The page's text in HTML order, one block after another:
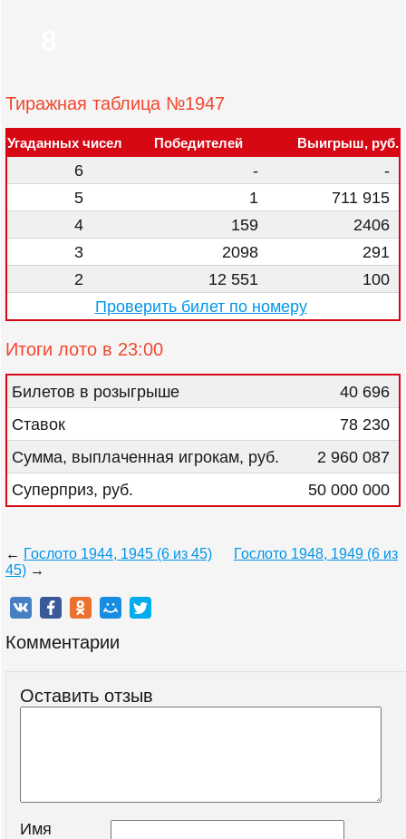
Тиражная таблица №1947
Угаданных чисел Победителей Выигрыш, руб.
6 -
-
5
1
711 915
4
159
2406
3
2098
291
2
12 551
100
Проверить билет по номеру
Итоги лото в 23:00
Билетов в розыгрыше
40 696
Ставок
78 230
Сумма, выплаченная игрокам, руб.
2 960 087
Суперприз, руб.
50 000 000
← Гослото 1944, 1945 (6 из 45)
Гослото 1948, 1949 (6 из
45) →
Комментарии
Оставить отзыв
Имя